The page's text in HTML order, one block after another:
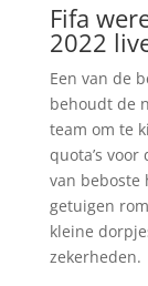
Fifa
2022
Een van de
behoudt de
team om te
quota’s
van beboste
getuigen
kleine
zekerheden.